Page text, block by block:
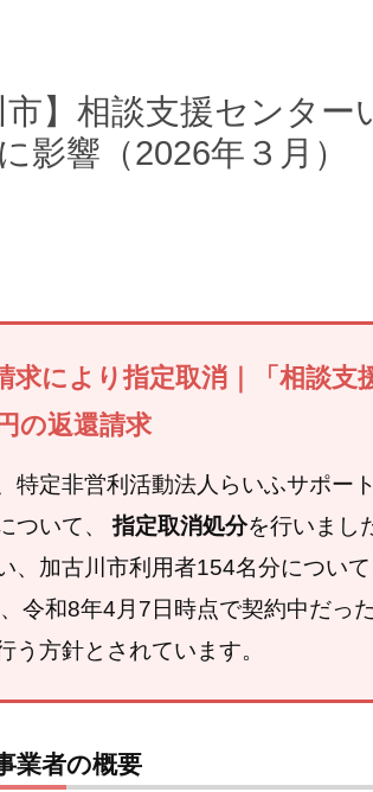
市】相談支援センタ
影響（2026年３月）
求により指定取消｜「相談
の返還請求
特定非営利活動法人らいふサポー
ついて、指定取消処分を行いまし
、加古川市利用者154名分について
令和8年4月7日時点で契約中だっ
う方針とされています。
業者の概要